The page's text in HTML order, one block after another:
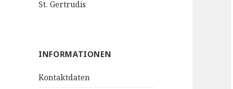
St. Gertrudis
INFORMATIONEN
Kontaktdaten